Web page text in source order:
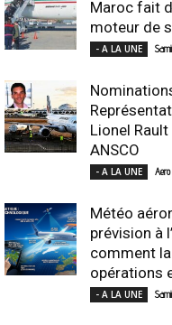
Maroc fait
moteur de
- A LA UNE
Lionel
ANSCO
- A LA UNE
Météo
prévision à
comment
opérations
- A LA UNE